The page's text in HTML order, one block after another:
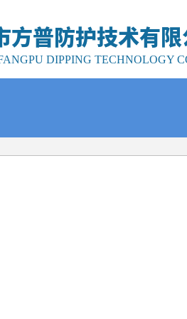
方普防护技术有限
DIPPING TECHNOLOGY